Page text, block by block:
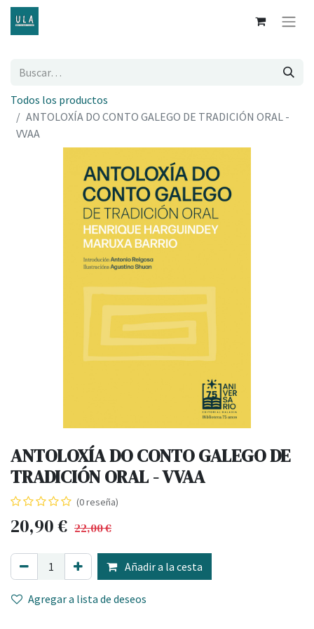
Todos los productos
ANTOLOXÍA DO CONTO GALEGO DE TRADICIÓN ORAL -
VVAA
ANTOLOXÍA DO CONTO GALEGO DE
TRADICIÓN ORAL - VVAA
(0 reseña)
20,90€ 22,00€
Añadir a la cesta
Agregar a lista de deseos